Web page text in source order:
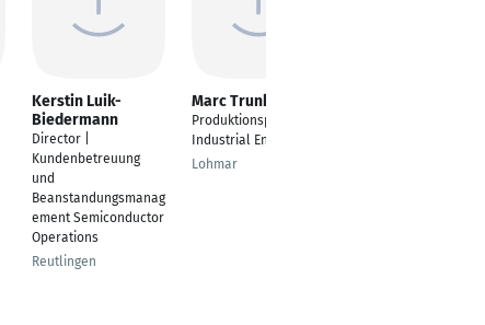
Kerstin Luik-
Biedermann
Director |
Kundenbetreuung
und
Beanstandungsmanag
ement Semiconductor
Operations
Reutlingen
Marc Trunk
Produktionsplaner /
Industrial Engineering
Lohmar